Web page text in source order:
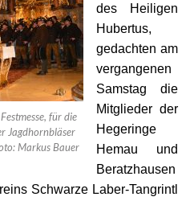
für die
Jagdhornbläser
Markus Bauer
des Heiligen
Hubertus,
gedachten am
vergangenen
Samstag die
Mitglieder der
Hegeringe
Hemau und
Beratzhausen
Schwarze Laber-Tangrintl